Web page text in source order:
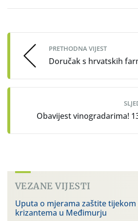
navigation
PRETHODNA VIJEST
Doručak s hrvatskih
Obavijest vinogradarima!
VEZANE VIJESTI
Uputa o mjerama zaštite tijekom
krizantema u Međimurju